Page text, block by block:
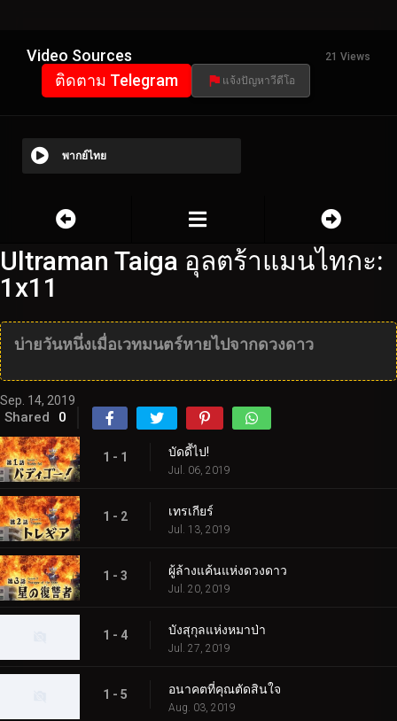
Video Sources 21 Views
ติดตาม Telegram แจ้งปัญหาวีดีโอ
พากย์ไทย
Ultraman Taiga อุลตร้าแมนไทกะ:
1x11
บ่ายวันหนึ่งเมื่อเวทมนตร์หายไปจากดวงดาว
Sep. 14, 2019
Shared 0
1 - 1 บัดดี้ไป!
Jul. 06, 2019
1 - 2 เทรเกียร์
Jul. 13, 2019
1 - 3 ผู้ล้างแค้นแห่งดวงดาว
Jul. 20, 2019
1 - 4 บังสุกุลแห่งหมาป่า
Jul. 27, 2019
1 - 5 อนาคตที่คุณตัดสินใจ
Aug. 03, 2019